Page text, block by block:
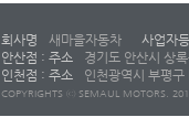
회사명 새마을자동차 사업자
안산점 : 주소
경기도 안산시 상
인천점 : 주소
인천광역시 부평
COPYRIGHTS ⓒ SEMAUL MOTORS.